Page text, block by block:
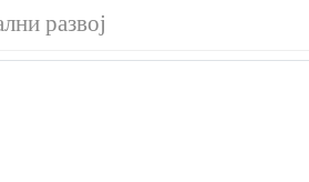
развој